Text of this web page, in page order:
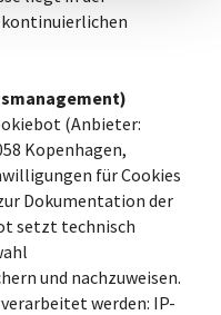
(Anbieter:
Kopenhagen,
für Cookies
Dokumentation der
setzt technisch
und nachzuweisen.
werden: IP-